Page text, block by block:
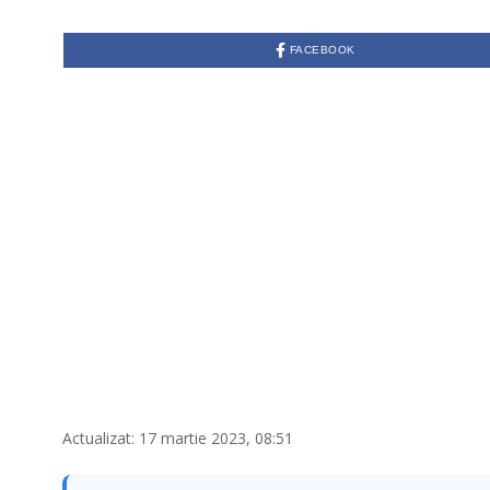
FACEBOOK
Actualizat: 17 martie 2023, 08:51